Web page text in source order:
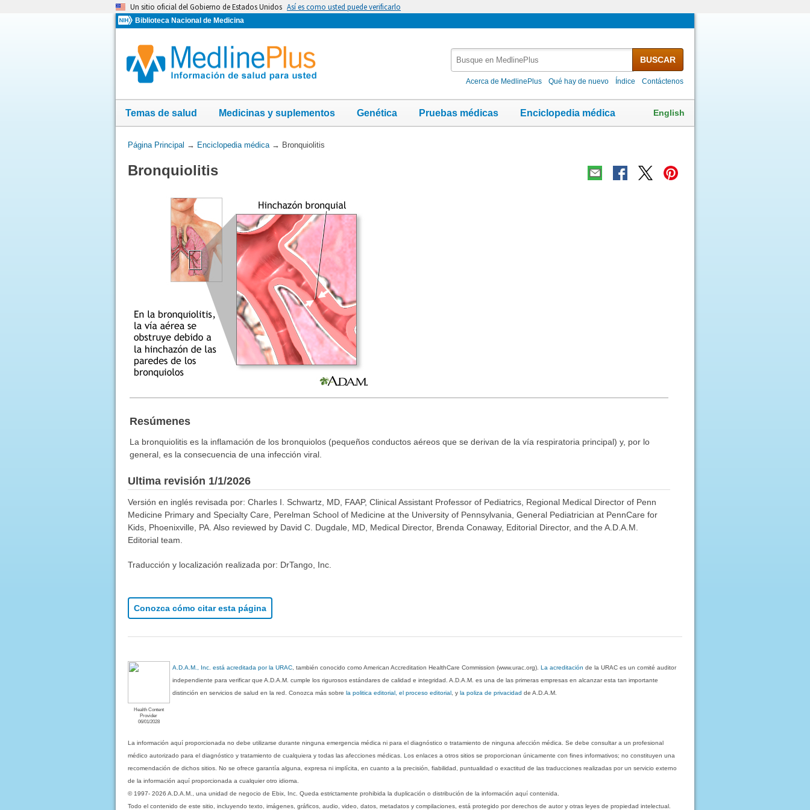
Un sitio oficial del Gobierno de Estados Unidos Así es como usted puede verificarlo
Biblioteca Nacional de Medicina
MedlinePlus
BUSCAR
Acerca de MedlinePlus Qué hay de nuevo Índice Contáctenos
Temas de salud Medicinas y suplementos Genética Pruebas médicas Enciclopedia médica English
Usted
aquí:
Página Principal → Enciclopedia médica→ Bronquiolitis
Bronquiolitis
Resúmenes
La bronquiolitis es la inflamación de los bronquiolos (pequeños conductos aéreos que se derivan de la vía respiratoria principal) y, por lo
general, es la consecuencia de una infección viral.
Ultima revisión 1/1/2026
Versión en inglés revisada por: Charles I. Schwartz, MD, FAAP, Clinical Assistant Professor of Pediatrics, Regional Medical Director of Penn
Medicine Primary and Specialty Care, Perelman School of Medicine at the University of Pennsylvania, General Pediatrician at PennCare for
Kids, Phoenixville, PA. Also reviewed by David C. Dugdale, MD, Medical Director, Brenda Conaway, Editorial Director, and the A.D.A.M.
Editorial team.
Traducción y localización realizada por: DrTango, Inc.
Conozca cómo citar esta página
Health Content
Provider
06/01/2028
A.D.A.M., Inc. está acreditada por la URAC , también conocido como American Accreditation HealthCare Commission (www.urac.org).La acreditación de la URAC es un comité auditor
independiente para verificar que A.D.A.M. cumple los rigurosos estándares de calidad e integridad. A.D.A.M. es una de las primeras empresas en alcanzar esta tan importante
distinción en servicios de salud en la red. Conozca más sobrela politica editorial, el proceso editorial , yla poliza de privacidad de A.D.A.M.
La información aquí proporcionada no debe utilizarse durante ninguna emergencia médica ni para el diagnóstico o tratamiento de ninguna afección médica. Se debe consultar a un profesional
médico autorizado para el diagnóstico y tratamiento de cualquiera y todas las afecciones médicas. Los enlaces a otros sitios se proporcionan únicamente con fines informativos; no constituyen una
recomendación de dichos sitios. No se ofrece garantía alguna, expresa ni implícita, en cuanto a la precisión, fiabilidad, puntualidad o exactitud de las traducciones realizadas por un servicio externo
de la información aquí proporcionada a cualquier otro idioma.
© 1997- 2026 A.D.A.M., una unidad de negocio de Ebix, Inc. Queda estrictamente prohibida la duplicación o distribución de la información aquí contenida.
Todo el contenido de este sitio, incluyendo texto, imágenes, gráficos, audio, video, datos, metadatos y compilaciones, está protegido por derechos de autor y otras leyes de propiedad intelectual.